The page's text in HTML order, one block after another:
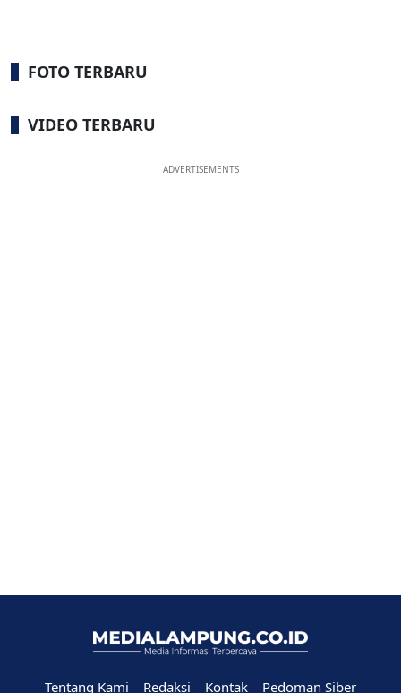
FOTO TERBARU
VIDEO TERBARU
ADVERTISEMENTS
Tentang Kami Redaksi Kontak Pedoman Siber